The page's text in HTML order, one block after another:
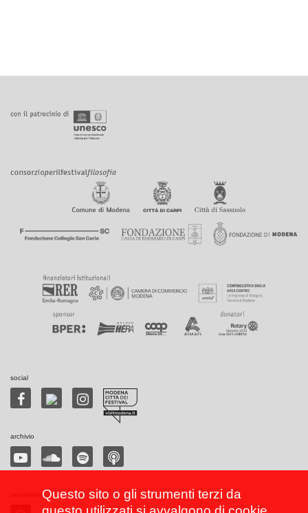
social
archivio
Questo sito o gli strumenti terzi da